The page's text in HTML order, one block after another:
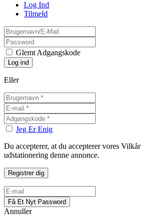
Log Ind
Tilmeld
Glemt Adgangskode
Eller
Jeg Er Enig
Du accepterer, at du accepterer vores
udstationering denne annonce.
Annuller